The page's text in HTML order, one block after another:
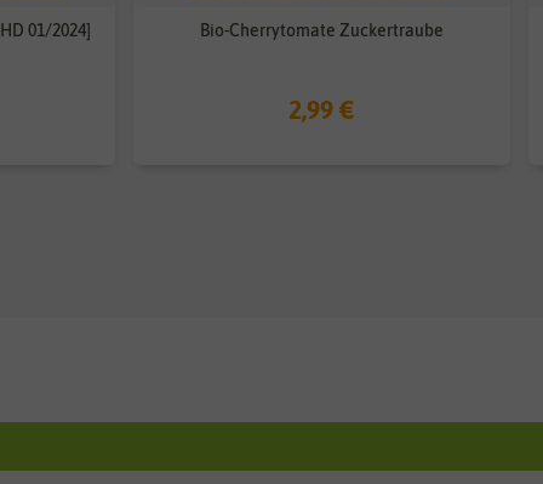
01/2024] Bio-Cherrytomate Zuckertraube
2,99 €